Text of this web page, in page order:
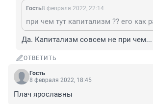
Гость8 февраля 2022, 22:14
Да. Капитализм совсем не при чем...
ОТВЕТИТЬ
Гость
8 февраля 2022, 18:45
Плач ярославны